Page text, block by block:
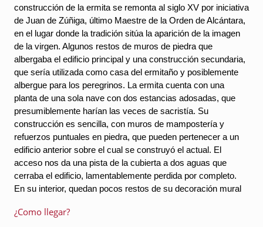
construcción de la ermita se remonta al siglo XV por iniciativa
de Juan de Zúñiga, último Maestre de la Orden de Alcántara,
en el lugar donde la tradición sitúa la aparición de la imagen
de la virgen. Algunos restos de muros de piedra que
albergaba el edificio principal y una construcción secundaria,
que sería utilizada como casa del ermitaño y posiblemente
albergue para los peregrinos. La ermita cuenta con una
planta de una sola nave con dos estancias adosadas, que
presumiblemente harían las veces de sacristía. Su
construcción es sencilla, con muros de mampostería y
refuerzos puntuales en piedra, que pueden pertenecer a un
edificio anterior sobre el cual se construyó el actual. El
acceso nos da una pista de la cubierta a dos aguas que
cerraba el edificio, lamentablemente perdida por completo.
En su interior, quedan pocos restos de su decoración mural
¿Como llegar?